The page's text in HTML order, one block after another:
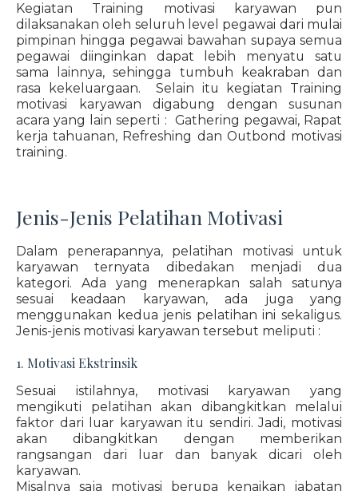
Kegiatan Training motivasi karyawan pun
dilaksanakan oleh seluruh level pegawai dari mulai
pimpinan hingga pegawai bawahan supaya semua
pegawai diinginkan dapat lebih menyatu satu
sama lainnya, sehingga tumbuh keakraban dan
rasa kekeluargaan. Selain itu kegiatan Training
motivasi karyawan digabung dengan susunan
acara yang lain seperti : Gathering pegawai, Rapat
kerja tahuanan, Refreshing dan Outbond motivasi
training.
Jenis-Jenis Pelatihan Motivasi
Dalam penerapannya, pelatihan motivasi untuk
karyawan ternyata dibedakan menjadi dua
kategori. Ada yang menerapkan salah satunya
sesuai keadaan karyawan, ada juga yang
menggunakan kedua jenis pelatihan ini sekaligus.
Jenis-jenis motivasi karyawan tersebut meliputi :
1. Motivasi Ekstrinsik
Sesuai istilahnya, motivasi karyawan yang
mengikuti pelatihan akan dibangkitkan melalui
faktor dari luar karyawan itu sendiri. Jadi, motivasi
akan dibangkitkan dengan memberikan
rangsangan dari luar dan banyak dicari oleh
karyawan.
Misalnya saja motivasi berupa kenaikan jabatan